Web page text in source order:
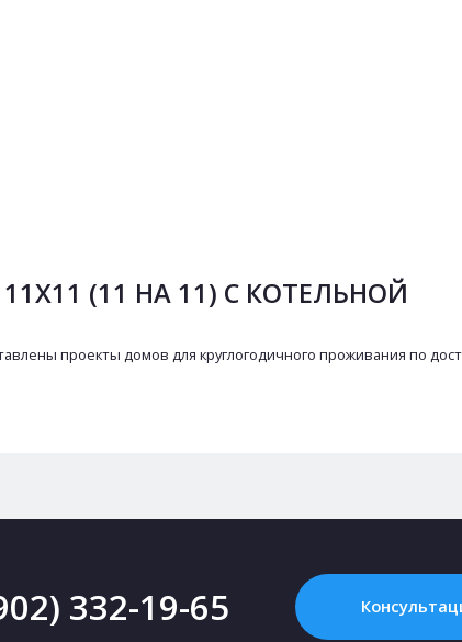
(11 НА 11) С КОТЕЛЬНОЙ
проекты домов для круглогодичного проживания по
332-19-65